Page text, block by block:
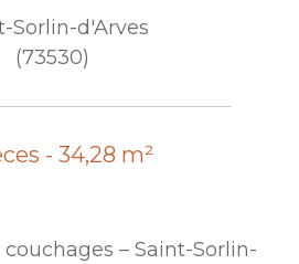
Sorlin-d'Arves
(73530)
- 34,28 m²
– Saint-Sorlin-